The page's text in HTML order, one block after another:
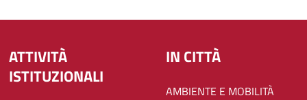
ATTIVITÀ
ISTITUZIONALI
IN CITTÀ
AMBIENTE E MOBILITÀ